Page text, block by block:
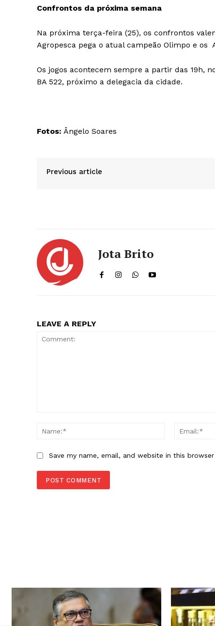
Confrontos da próxima semana
Na próxima terça-feira (25), os confrontos
Agropesca pega o atual campeão Olimpo e
Os jogos acontecem sempre a partir das 19h,
BA 522, próximo a delegacia da cidade.
Fotos: Ângelo Soares
Previous article
Jota Brito
LEAVE A REPLY
Name:*
Save my name, email, and website in this